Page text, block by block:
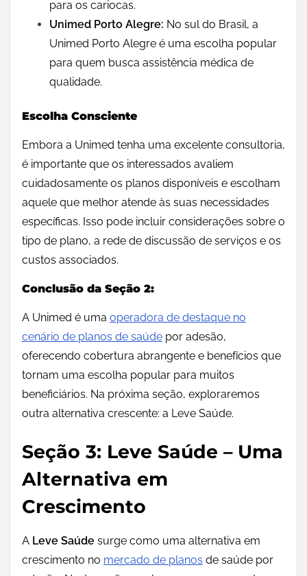
para os cariocas.
Unimed Porto Alegre: No sul do Brasil, a
Unimed Porto Alegre é uma escolha popular
para quem busca assistência médica de
qualidade.
Escolha Consciente
Embora a Unimed tenha uma excelente consultoria,
é importante que os interessados ​​avaliem
cuidadosamente os planos disponíveis e escolham
aquele que melhor atende às suas necessidades
específicas. Isso pode incluir considerações sobre o
tipo de plano, a rede de discussão de serviços e os
custos associados.
Conclusão da Seção 2:
A Unimed é uma operadora de destaque no
cenário de planos de saúde por adesão,
oferecendo cobertura abrangente e benefícios que
tornam uma escolha popular para muitos
beneficiários. Na próxima seção, exploraremos
outra alternativa crescente: a Leve Saúde.
Seção 3: Leve Saúde – Uma
Alternativa em
Crescimento
A Leve Saúde surge como uma alternativa em
crescimento no mercado de planos de saúde por